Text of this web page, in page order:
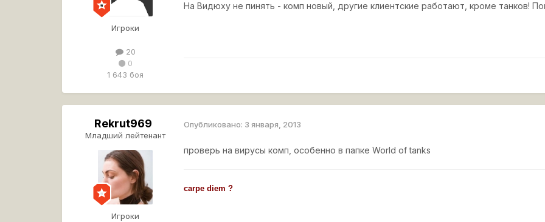
Игроки
20
0
1 643 боя
На Видюху не пинять - комп новый, другие клиентские работают, кроме танков!
Rekrut969
Младший лейтенант
Игроки
Опубликовано: 3 января, 2013
проверь на вирусы комп, особенно в папке World of tanks
carpe diem ?